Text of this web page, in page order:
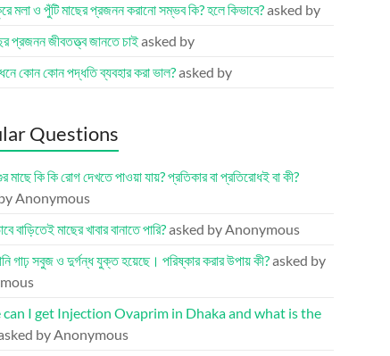
মলা ও পুঁটি মাছের প্রজনন করানো সম্ভব কি? হলে কিভাবে?asked by
প্রজনন জীবতত্ত্ব জানতে চাইasked by
কোন কোন পদ্ধতি ব্যবহার করা ভাল?asked by
Questions
মাছে কি কি রোগ দেখতে পাওয়া যায়? প্রতিকার বা প্রতিরোধই বা কী?
Anonymous
বাড়িতেই মাছের খাবার বানাতে পারি?asked by Anonymous
গাঢ় সবুজ ও দুর্গন্ধ যুক্ত হয়েছে। পরিষ্কার করার উপায় কী?asked by
I get Injection Ovaprim in Dhaka and what is the
by Anonymous